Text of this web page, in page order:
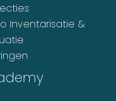
Inventarisatie &